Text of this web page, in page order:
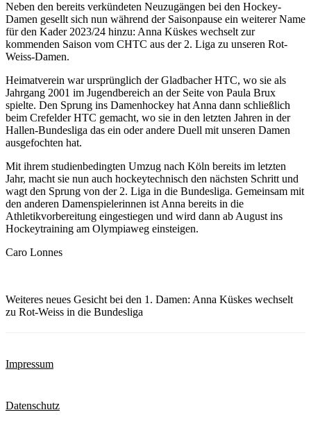
Neben den bereits verkündeten Neuzugängen bei den Hockey-
Damen gesellt sich nun während der Saisonpause ein weiterer Name
für den Kader 2023/24 hinzu: Anna Küskes wechselt zur
kommenden Saison vom CHTC aus der 2. Liga zu unseren Rot-
Weiss-Damen.
Heimatverein war ursprünglich der Gladbacher HTC, wo sie als
Jahrgang 2001 im Jugendbereich an der Seite von Paula Brux
spielte. Den Sprung ins Damenhockey hat Anna dann schließlich
beim Crefelder HTC gemacht, wo sie in den letzten Jahren in der
Hallen-Bundesliga das ein oder andere Duell mit unseren Damen
ausgefochten hat.
Mit ihrem studienbedingten Umzug nach Köln bereits im letzten
Jahr, macht sie nun auch hockeytechnisch den nächsten Schritt und
wagt den Sprung von der 2. Liga in die Bundesliga. Gemeinsam mit
den anderen Damenspielerinnen ist Anna bereits in die
Athletikvorbereitung eingestiegen und wird dann ab August ins
Hockeytraining am Olympiaweg einsteigen.
Caro Lonnes
Weiteres neues Gesicht bei den 1. Damen: Anna Küskes wechselt
zu Rot-Weiss in die Bundesliga
Impressum
Datenschutz